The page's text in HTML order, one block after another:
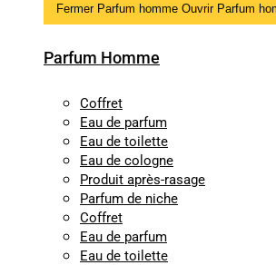
Fermer Parfum homme Ouvrir Parfum
Parfum Homme
Coffret
Eau de parfum
Eau de toilette
Eau de cologne
Produit après-rasage
Parfum de niche
Coffret
Eau de parfum
Eau de toilette